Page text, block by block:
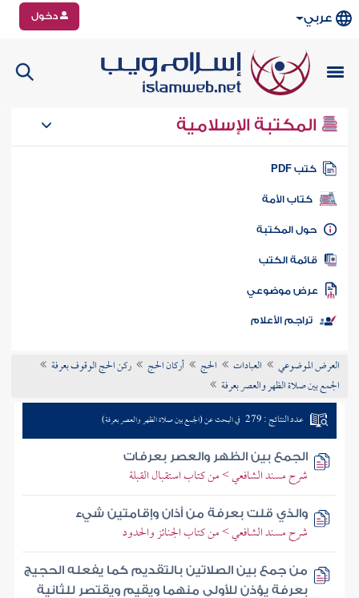
عربي دخول
المكتبة الإسلامية
كتب PDF
كتاب الأمة
المكتبة
الكتب
موضوعي
تراجم الأعلام
العرض الموضوعي العبادات الحج أركان الحج
ركن الحج الوقوف بعرفة
الجمع بين صلاة الظهر والعصر بعرفة
عدد النتائج : 279 في البحث عن (الجمع بين صلاة الظهر والعصر بعرفة)
الجمع بين الظهر والعصر بعرفات
شرح مسند الشافعي > من كتاب استقبال القبلة
والذي قلت بعرفة من أذان وإقامتين شيء
شرح مسند الشافعي > من كتاب الجنائز والحدود
من جمع بين الصلاتين بالتقديم كما يفعله الحجيج
بعرفة يؤذن للأولى منهما ويقيم ويقتصر للثانية